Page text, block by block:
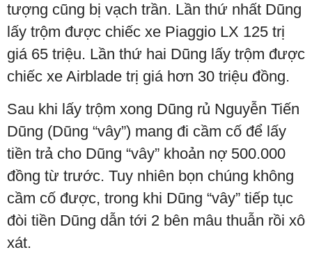
tượng cũng bị vạch trần. Lần thứ nhất Dũng
lấy trộm được chiếc xe Piaggio LX 125 trị
giá 65 triệu. Lần thứ hai Dũng lấy trộm được
chiếc xe Airblade trị giá hơn 30 triệu đồng.
Sau khi lấy trộm xong Dũng rủ Nguyễn Tiến
Dũng (Dũng “vây”) mang đi cầm cố để lấy
tiền trả cho Dũng “vây” khoản nợ 500.000
đồng từ trước. Tuy nhiên bọn chúng không
cầm cố được, trong khi Dũng “vây” tiếp tục
đòi tiền Dũng dẫn tới 2 bên mâu thuẫn rồi xô
xát.